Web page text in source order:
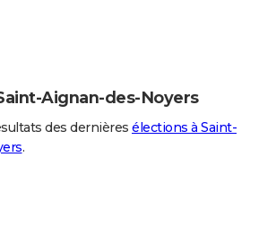
Aignan-des-Noyers
des dernières élections à Saint-
.